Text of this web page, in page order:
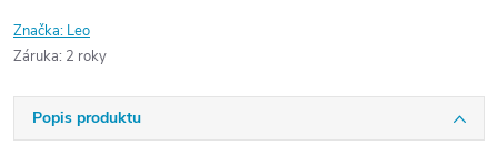
Značka: Leo
Záruka: 2 roky
Popis produktu